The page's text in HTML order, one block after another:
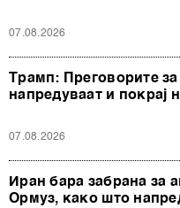
07.08.2026
Трамп: Преговорите
напредуваат и покрај
07.08.2026
Иран бара забрана за
Ормуз, како што